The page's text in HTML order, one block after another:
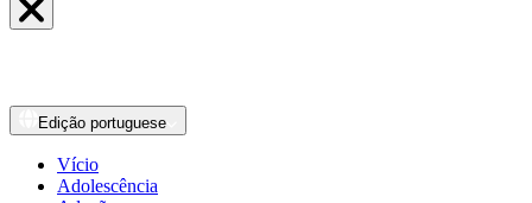
Edição portuguese
Vício
Adolescência